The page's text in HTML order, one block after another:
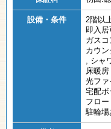
設備・条件 2階以
即入居
ガスコ
カウ
, シャ
床暖房
光ファ
宅配ボ
フロ
駐輪場